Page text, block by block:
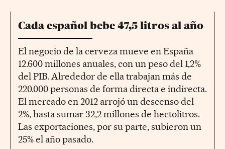
Cada español bebe 47,5 litros al año
El negocio de la cerveza mueve en España
12.600 millones anuales, con un peso del 1,2%
del PIB. Alrededor de ella trabajan más de
220.000 personas de forma directa e indirecta.
El mercado en 2012 arrojó un descenso del
2%, hasta sumar 32,2 millones de hectolitros.
Las exportaciones, por su parte, subieron un
25% el año pasado.